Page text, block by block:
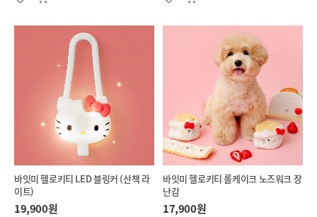
바잇미 헬로키티 LED 블링커 (산책 라
이트)
19,900원
바잇미 헬로키티 롤케이크 노즈워크 장
난감
17,900원